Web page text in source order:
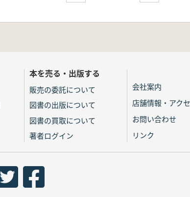
本を売る・出版する
販売の委託について
図書の出版について
図書の買取について
著者ログイン
会社案内
店舗情報・アク
お問い合わせ
リンク